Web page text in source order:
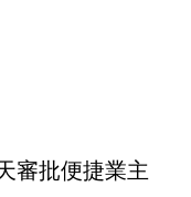
審批便捷業主